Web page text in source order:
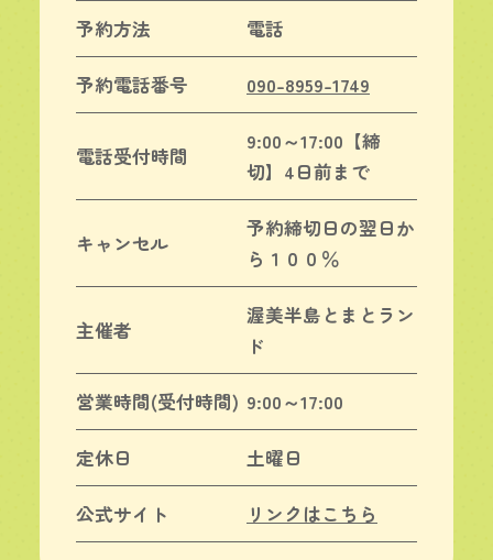
予約方法 電話
予約電話番号 090-8959-1749
電話受付時間
9:00～17:00【締
切】4日前まで
キャンセル
予約締切日の翌日か
ら１００％
主催者
渥美半島とまとラン
ド
営業時間(受付時間) 9:00～17:00
定休日 土曜日
公式サイト リンクはこちら